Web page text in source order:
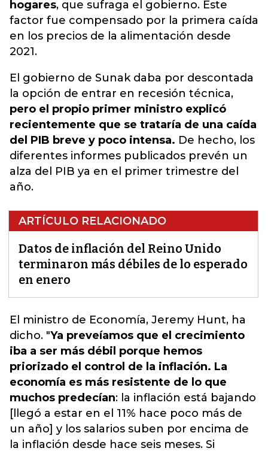
hogares, que sufraga el gobierno. Este
factor fue compensado por la primera caída
en los precios de la alimentación desde
2021.
El gobierno de Sunak daba por descontada
la opción de entrar en recesión técnica,
pero el propio primer ministro explicó
recientemente que se trataría de una caída
del PIB breve y poco intensa. De hecho, los
diferentes informes publicados prevén un
alza del PIB ya en el primer trimestre del
año.
ARTÍCULO RELACIONADO
Datos de inflación del Reino Unido
terminaron más débiles de lo esperado
en enero
El ministro de Economía, Jeremy Hunt, ha
dicho. "Ya preveíamos que el crecimiento
iba a ser más débil porque hemos
priorizado el control de la inflación. La
economía es más resistente de lo que
muchos predecían: la inflación está bajando
[llegó a estar en el 11% hace poco más de
un año] y los salarios suben por encima de
la inflación desde hace seis meses. Si